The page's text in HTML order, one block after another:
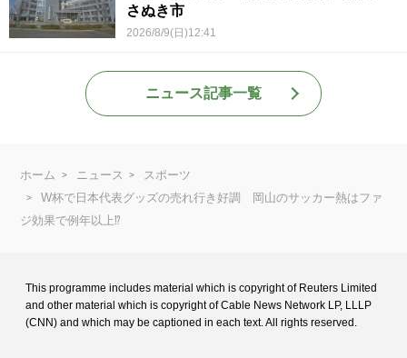
さぬき市
2026/8/9(日)12:41
ニュース記事一覧
ホーム ニュース
スポーツ
W杯で日本代表グッズの売れ行き好調 岡山のサッカー熱はファ
ジ効果で例年以上⁉
This programme includes material which is copyright of Reuters Limited
and other material which is copyright of Cable News Network LP, LLLP
(CNN) and which may be captioned in each text. All rights reserved.